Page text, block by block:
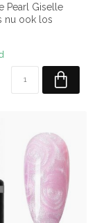
Pearl Giselle
nu ook los